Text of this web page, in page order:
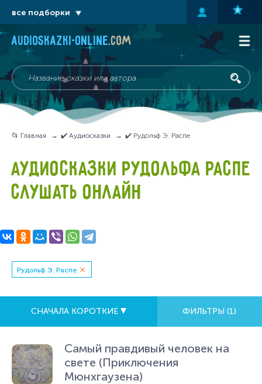
audioskazki-online.com
📂 Главная ✔️ Аудиосказки ✔️ Рудольф Э. Распе
АУДИОСКАЗКИ РУДОЛЬФА РАСПЕ
СЛУШАТЬ ОНЛАЙН
Рудольф Э. Распе
СНАЧАЛА КОРОТКИЕ ФИЛЬТРЫ (1)
Самый правдивый человек на
свете (Приключения
Мюнхгаузена)
все подборки